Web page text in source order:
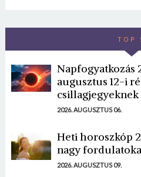
TOP
Napfogyatkozás
augusztus 12-i
csillagjegyeknek
2026. AUGUSZTUS 06.
Heti horoszkóp
nagy
2026. AUGUSZTUS 09.